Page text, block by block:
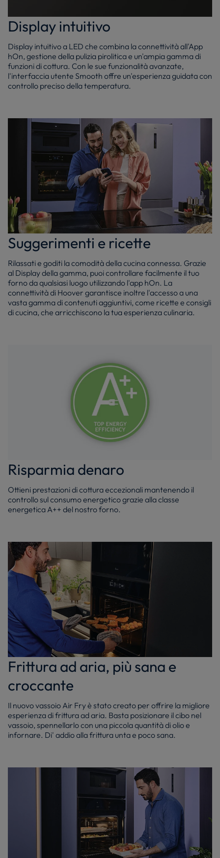
Display intuitivo
Display intuitivo a LED che combina la connettività all'App
hOn, gestione della pulizia pirolitica e un'ampia gamma di
funzioni di cottura. Con le sue funzionalità avanzate,
l'interfaccia utente Smooth offre un'esperienza guidata con
controllo preciso della temperatura.
Suggerimenti e ricette
Rilassati e goditi la comodità della cucina connessa. Grazie
al Display della gamma, puoi controllare facilmente il tuo
forno da qualsiasi luogo utilizzando l'app hOn. La
connettività di Hoover garantisce inoltre l'accesso a una
vasta gamma di contenuti aggiuntivi, come ricette e consigli
di cucina, che arricchiscono la tua esperienza culinaria.
Risparmia denaro
Ottieni prestazioni di cottura eccezionali mantenendo il
controllo sul consumo energetico grazie alla classe
energetica A++ del nostro forno.
Frittura ad aria, più sana e
croccante
Il nuovo vassoio Air Fry è stato creato per offrire la migliore
esperienza di frittura ad aria. Basta posizionare il cibo nel
vassoio, spennellarlo con una piccola quantità di olio e
infornare. Di' addio alla frittura unta e poco sana.